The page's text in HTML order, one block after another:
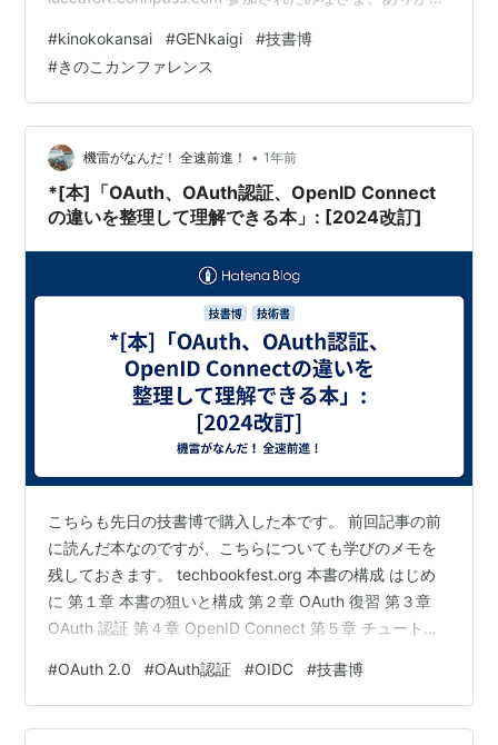
として、なぜあんなイベントが立ったのか・あんな感じ
になったのか を知りたい人も多いだろうと思ったので、
ariakiさんを程よい距離（横とか裏側とか）から見ていた
感じなども含めてふわっと書いてみます。 ※横から見て
いたら #kinokokans…
#kinokokansai #GENkaigi #技書博
#きのこカンファレンス
機雷がなんだ！ 全速前進！ • 1年前
*[本]「OAuth、OAuth認証、OpenID Connect
の違いを整理して理解できる本」: [2024改訂]
こちらも先日の技書博で購入した本です。 前回記事の前
に読んだ本なのですが、こちらについても学びのメモを
残しておきます。 techbookfest.org 本書の構成 はじめ
に 第１章 本書の狙いと構成 第２章 OAuth 復習 第３章
OAuth 認証 第４章 OpenID Connect 第５章 チュートリ
感じた点について以下に簡単にまとめておきます。 はじ
めに 本書の用語の定義 用語 説明 OAuth OAuth2.0 のこ
と OAuth の仕様 RFC6749 のこと OIDC の仕様 OpenID
#OAuth 2.0 #OAuth認証 #OIDC #技書博